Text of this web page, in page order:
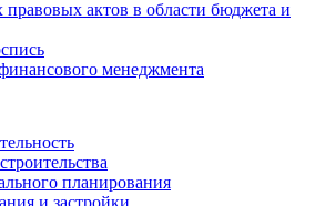
актов в области бюджета и
менеджмента
планирования
и застройки